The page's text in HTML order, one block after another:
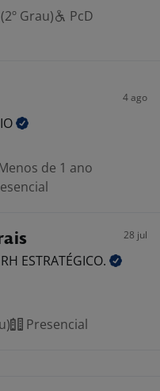
Grau)
PcD
4 ago
de 1 ano
28 jul
ESTRATÉGICO.
Presencial